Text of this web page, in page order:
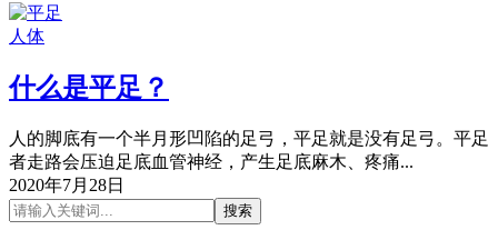
人体
什么是平足？
人的脚底有一个半月形凹陷的足弓，平足就是没有足弓。平足
者走路会压迫足底血管神经，产生足底麻木、疼痛...
2020年7月28日
搜索